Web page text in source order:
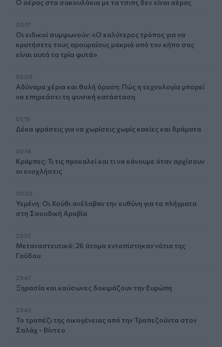
Ο αέρας στα σακουλάκια με τα τσιπς δεν είναι αέρας
03:17
Οι ειδικοί συμφωνούν: «Ο καλύτερος τρόπος για να
κρατήσετε τους αρουραίους μακριά από τον κήπο σας
είναι αυτά τα τρία φυτά»
02:09
Αδύναμα χέρια και θολή όραση: Πώς η τεχνολογία μπορεί
να επηρεάσει τη φυσική κατάσταση
01:19
Δέκα φράσεις για να χωρίσεις χωρίς κακίες και δράματα
00:14
Κράμπες: Τι τις προκαλεί και τι να κάνουμε όταν αρχίσουν
οι ενοχλήσεις
00:03
Υεμένη: Οι Χούθι ανέλαβαν την ευθύνη για τα πλήγματα
στη Σαουδική Αραβία
23:55
Μεταναστευτικό: 26 άτομα εντοπίστηκαν νότια της
Γαύδου
23:47
Ξηρασία και καύσωνες δοκιμάζουν την Ευρώπη
23:42
Το τραπέζι της οικογένειας από την Τραπεζούντα στον
Σαλάχ - Βίντεο